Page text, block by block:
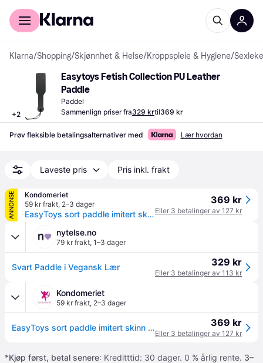
For kunder
Klarna/Shopping/Skjønnhet & Helse/Kroppspleie & Hygiene/
+2
Easytoys Fetish Collection PU Leather
Paddle
Paddel
Sammenlign priser fra329 krtil369 kr
Prøv fleksible betalingsalternativer med Lær hvordan
Laveste pris Pris inkl. frakt
ANNONSE
Kondomeriet
59 kr frakt, 2–3 dager
EasyToys sort paddle imitert skinn - Sort
369 kr
Eller 3 betalinger av 127 kr
nytelse.no
79 kr frakt, 1–3 dager
Svart Paddle i Vegansk Lær 329 kr
Eller 3 betalinger av 113 kr
Kondomeriet
59 kr frakt, 2–3 dager
EasyToys sort paddle imitert skinn - Sort 369 kr
Eller 3 betalinger av 127 kr
*Kjøp først, betal senere: Kreditttid: 30 dager. 0 % årlig rente. 3–